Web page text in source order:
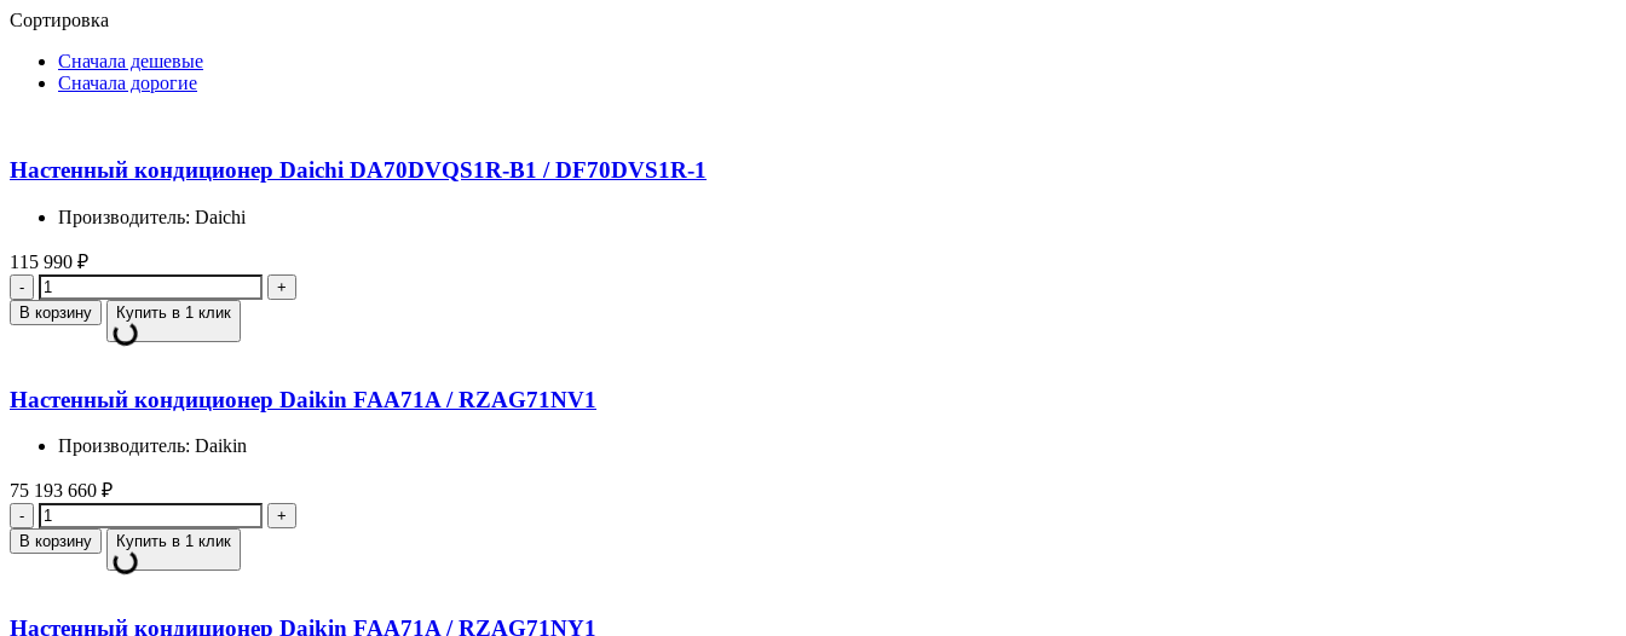
Сортировка
Сначала дешевые
Сначала дорогие
Настенный кондиционер Daichi DA70DVQS1R-B1 / DF70DVS1R-1
Производитель: Daichi
115 990 ₽
Количество
В корзину Купить в 1 клик
Настенный кондиционер Daikin FAA71A / RZAG71NV1
Производитель: Daikin
75 193 660 ₽
Количество
В корзину Купить в 1 клик
Настенный кондиционер Daikin FAA71A / RZAG71NY1